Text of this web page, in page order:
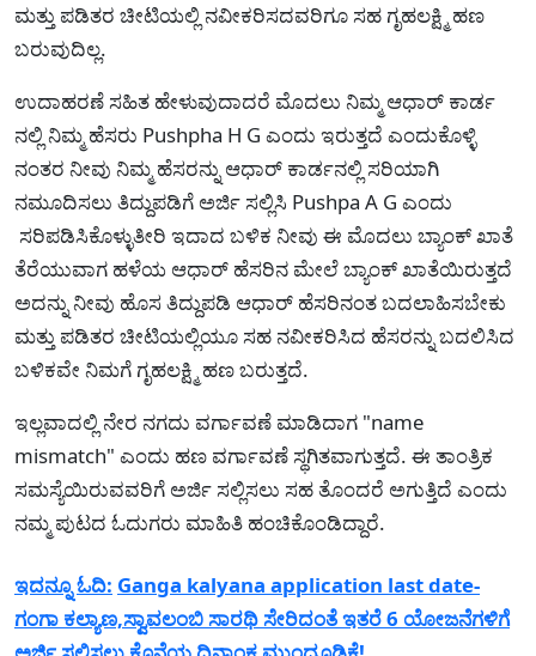
ಮತ್ತು ಪಡಿತರ ಚೀಟಿಯಲ್ಲಿ ನವೀಕರಿಸದವರಿಗೂ ಸಹ ಗೃಹಲಕ್ಷ್ಮಿ ಹಣ
ಬರುವುದಿಲ್ಲ.
ಉದಾಹರಣೆ ಸಹಿತ ಹೇಳುವುದಾದರೆ ಮೊದಲು ನಿಮ್ಮ ಆಧಾರ್ ಕಾರ್ಡ
ನಲ್ಲಿ ನಿಮ್ಮ ಹೆಸರು Pushpha H G ಎಂದು ಇರುತ್ತದೆ ಎಂದುಕೊಳ್ಳಿ
ನಂತರ ನೀವು ನಿಮ್ಮ ಹೆಸರನ್ನು ಆಧಾರ್ ಕಾರ್ಡನಲ್ಲಿ ಸರಿಯಾಗಿ
ನಮೂದಿಸಲು ತಿದ್ದುಪಡಿಗೆ ಅರ್ಜಿ ಸಲ್ಲಿಸಿ Pushpa A G ಎಂದು
ಸರಿಪಡಿಸಿಕೊಳ್ಳುತೀರಿ ಇದಾದ ಬಳಿಕ ನೀವು ಈ ಮೊದಲು ಬ್ಯಾಂಕ್ ಖಾತೆ
ತೆರೆಯುವಾಗ ಹಳೆಯ ಆಧಾರ್ ಹೆಸರಿನ ಮೇಲೆ ಬ್ಯಾಂಕ್ ಖಾತೆಯಿರುತ್ತದೆ
ಅದನ್ನು ನೀವು ಹೊಸ ತಿದ್ದುಪಡಿ ಆಧಾರ್ ಹೆಸರಿನಂತ ಬದಲಾಹಿಸಬೇಕು
ಮತ್ತು ಪಡಿತರ ಚೀಟಿಯಲ್ಲಿಯೂ ಸಹ ನವೀಕರಿಸಿದ ಹೆಸರನ್ನು ಬದಲಿಸಿದ
ಬಳಿಕವೇ ನಿಮಗೆ ಗೃಹಲಕ್ಷ್ಮಿ ಹಣ ಬರುತ್ತದೆ.
ಇಲ್ಲವಾದಲ್ಲಿ ನೇರ ನಗದು ವರ್ಗಾವಣೆ ಮಾಡಿದಾಗ "name
mismatch" ಎಂದು ಹಣ ವರ್ಗಾವಣೆ ಸ್ಥಗಿತವಾಗುತ್ತದೆ. ಈ ತಾಂತ್ರಿಕ
ಸಮಸ್ಯೆಯಿರುವವರಿಗೆ ಅರ್ಜಿ ಸಲ್ಲಿಸಲು ಸಹ ತೊಂದರೆ ಅಗುತ್ತಿದೆ ಎಂದು
ನಮ್ಮ ಪುಟದ ಓದುಗರು ಮಾಹಿತಿ ಹಂಚಿಕೊಂಡಿದ್ದಾರೆ.
ಇದನ್ನೂ ಓದಿ: Ganga kalyana application last date-
ಗಂಗಾ ಕಲ್ಯಾಣ,ಸ್ವಾವಲಂಬಿ ಸಾರಥಿ ಸೇರಿದಂತೆ ಇತರೆ 6 ಯೋಜನೆಗಳಿಗೆ